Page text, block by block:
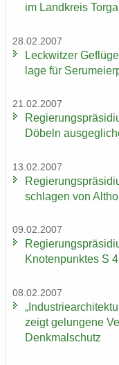
im Land­kreis
28.02.2007
Leck­wit­zer
la­ge für
21.02.2007
Dö­beln
13.02.2007
schla­gen von
09.02.2007
Kno­ten­punk­tes S
08.02.2007
zeigt ge­lun­ge­ne
Denk­mal­schutz